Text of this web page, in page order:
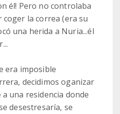
él! Pero no controlaba
la correa (era su
una herida a Nuria...él
era imposible
decidimos oganizar
una residencia donde
desestresaría, se